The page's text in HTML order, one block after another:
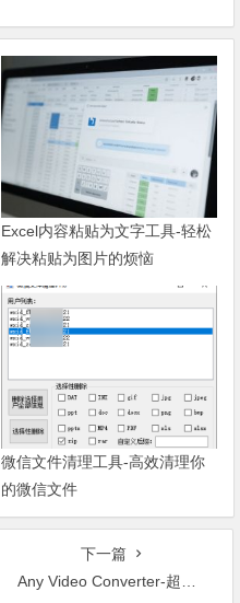
Excel内容粘贴为文字工具-轻松
解决粘贴为图片的烦恼
微信文件清理工具-高效清理你
的微信文件
下一篇
Any Video Converter-超强视频音频转换工具